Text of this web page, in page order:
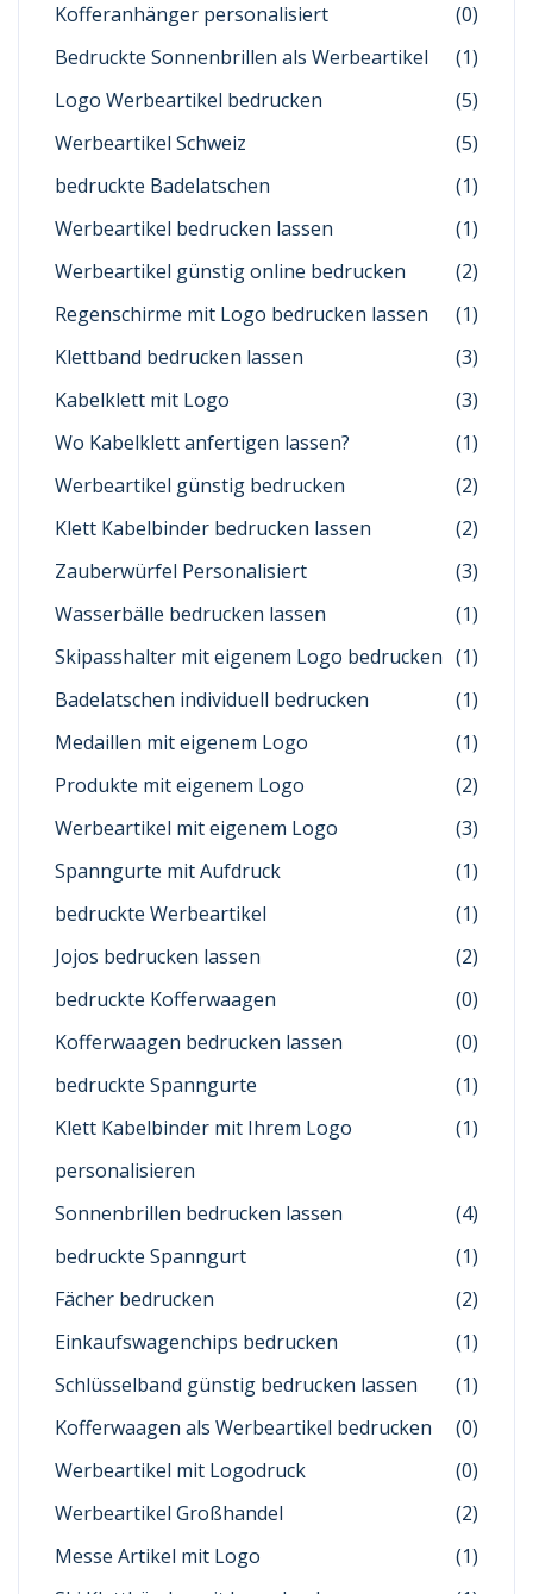
Kofferanhänger personalisiert
(0)
Bedruckte Sonnenbrillen als Werbeartikel
(1)
Logo Werbeartikel bedrucken
(5)
Werbeartikel Schweiz
(5)
bedruckte Badelatschen
(1)
Werbeartikel bedrucken lassen
(1)
Werbeartikel günstig online bedrucken
(2)
Regenschirme mit Logo bedrucken lassen
(1)
Klettband bedrucken lassen
(3)
Kabelklett mit Logo
(3)
Wo Kabelklett anfertigen lassen?
(1)
Werbeartikel günstig bedrucken
(2)
Klett Kabelbinder bedrucken lassen
(2)
Zauberwürfel Personalisiert
(3)
Wasserbälle bedrucken lassen
(1)
Skipasshalter mit eigenem Logo bedrucken (1)
Badelatschen individuell bedrucken
(1)
Medaillen mit eigenem Logo
(1)
Produkte mit eigenem Logo
(2)
Werbeartikel mit eigenem Logo
(3)
Spanngurte mit Aufdruck
(1)
bedruckte Werbeartikel
(1)
Jojos bedrucken lassen
(2)
bedruckte Kofferwaagen
(0)
Kofferwaagen bedrucken lassen
(0)
bedruckte Spanngurte
(1)
Klett Kabelbinder mit Ihrem Logo
personalisieren
(1)
Sonnenbrillen bedrucken lassen
(4)
bedruckte Spanngurt
(1)
Fächer bedrucken
(2)
Einkaufswagenchips bedrucken
(1)
Schlüsselband günstig bedrucken lassen
(1)
Kofferwaagen als Werbeartikel bedrucken
(0)
Werbeartikel mit Logodruck
(0)
Werbeartikel Großhandel
(2)
Messe Artikel mit Logo
(1)